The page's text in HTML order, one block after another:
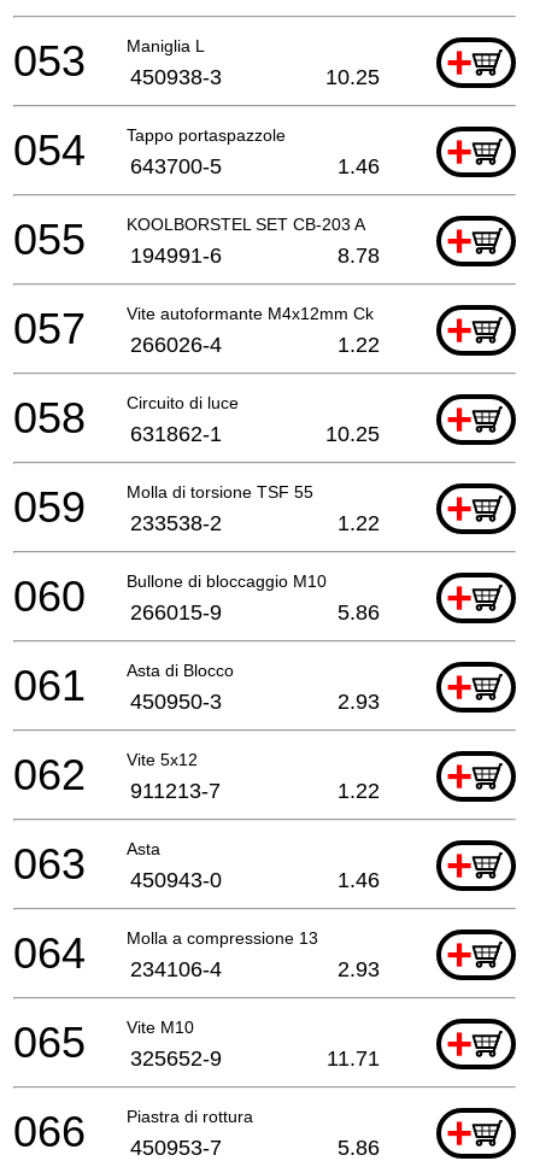
Maniglia L +
053 450938-3 10.25
Tappo portaspazzole +
054 643700-5 1.46
KOOLBORSTEL SET CB-203 A +
055 194991-6 8.78
Vite autoformante M4x12mm Ck +
057 266026-4 1.22
Circuito di luce +
058 631862-1 10.25
Molla di torsione TSF 55 +
059 233538-2 1.22
Bullone di bloccaggio M10 +
060 266015-9 5.86
Asta di Blocco +
061 450950-3 2.93
Vite 5x12 +
062 911213-7 1.22
Asta +
063 450943-0 1.46
Molla a compressione 13 +
064 234106-4 2.93
Vite M10 +
065 325652-9 11.71
Piastra di rottura +
066 450953-7 5.86